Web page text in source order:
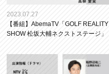
2023.07.27
【番組】AbemaTV「GOLF REALITY
SHOW 松坂大輔ネクストステージ」